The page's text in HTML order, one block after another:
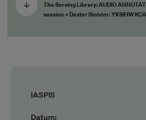
The Serving Library: AUDIO
session + Dexter Sinister: YKSIHW
IASPIS
Datum: